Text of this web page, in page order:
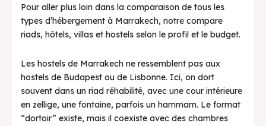
Pour aller plus loin dans la comparaison de tous les
types d’hébergement à Marrakech, notre compare
riads, hôtels, villas et hostels selon le profil et le budget.
Les hostels de Marrakech ne ressemblent pas aux
hostels de Budapest ou de Lisbonne. Ici, on dort
souvent dans un riad réhabilité, avec une cour intérieure
en zellige, une fontaine, parfois un hammam. Le format
“dortoir” existe, mais il coexiste avec des chambres